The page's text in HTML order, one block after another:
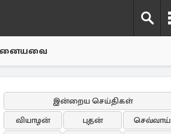
இன்றைய செய்திகள்
வியாழன்
புதன்
செவ்வாய்